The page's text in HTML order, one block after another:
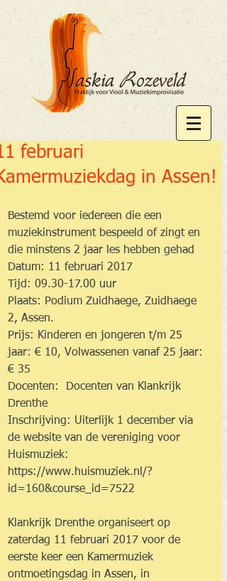
februari
in Assen!
Bestemd voor iedereen die een
muziekinstrument bespeeld of zingt en
die minstens 2 jaar les hebben gehad
Datum: 11 februari 2017
Tijd: 09.30-17.00 uur
Plaats: Podium Zuidhaege, Zuidhaege
2, Assen.
Prijs: Kinderen en jongeren t/m 25
jaar: € 10, Volwassenen vanaf 25 jaar:
€ 35
Docenten:  Docenten van Klankrijk
Drenthe
Inschrijving: Uiterlijk 1 december via
de website van de vereniging voor
Huismuziek:
https://www.huismuziek.nl/?
id=160&course_id=7522
Klankrijk Drenthe organiseert op
zaterdag 11 februari 2017 voor de
eerste keer een Kamermuziek
ontmoetingsdag in Assen, in